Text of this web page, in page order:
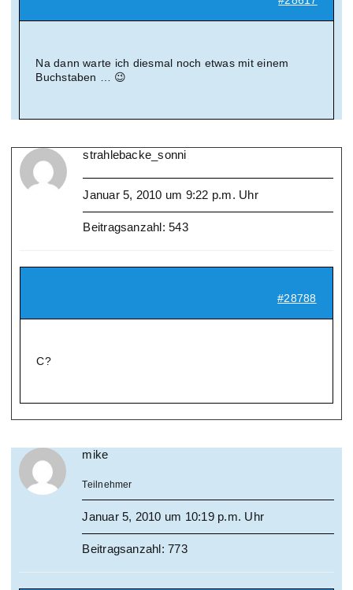
Na dann warte ich diesmal noch etwas mit einem
Buchstaben … 😉
strahlebacke_sonni
Januar 5, 2010 um 9:22 p.m. Uhr
Beitragsanzahl: 543
#28788
C?
mike
Teilnehmer
Januar 5, 2010 um 10:19 p.m. Uhr
Beitragsanzahl: 773